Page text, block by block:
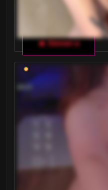
🔥 Sinner-s